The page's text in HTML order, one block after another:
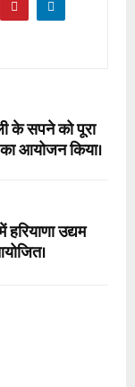
के सपने को पूरा
आयोजन किया।
उद्यम